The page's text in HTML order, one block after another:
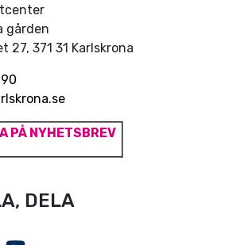
gården
371 31 Karlskrona
PÅ NYHETSBREV
DELA